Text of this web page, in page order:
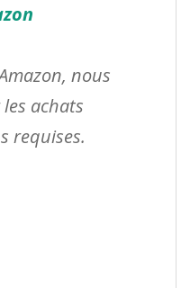
nous
achats
requises.